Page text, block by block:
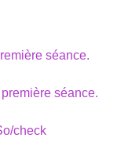
séance.
séance.
check